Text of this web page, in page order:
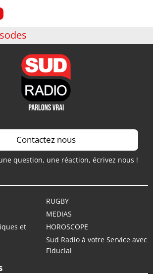
Contactez nous
question, une réaction, écrivez nous !
RUGBY
MEDIAS
et
HOROSCOPE
Sud Radio à votre Service avec
Fiducial